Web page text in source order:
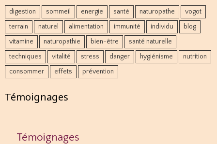
digestion sommeil energie santé naturopathe
vogot
terrain
naturel alimentation immunité individu
blog
vitamine
naturopathie bien-être
santé naturelle
techniques
vitalité stress danger hygiénisme
nutrition
consommer
effets prévention
Témoignages
Témoignages